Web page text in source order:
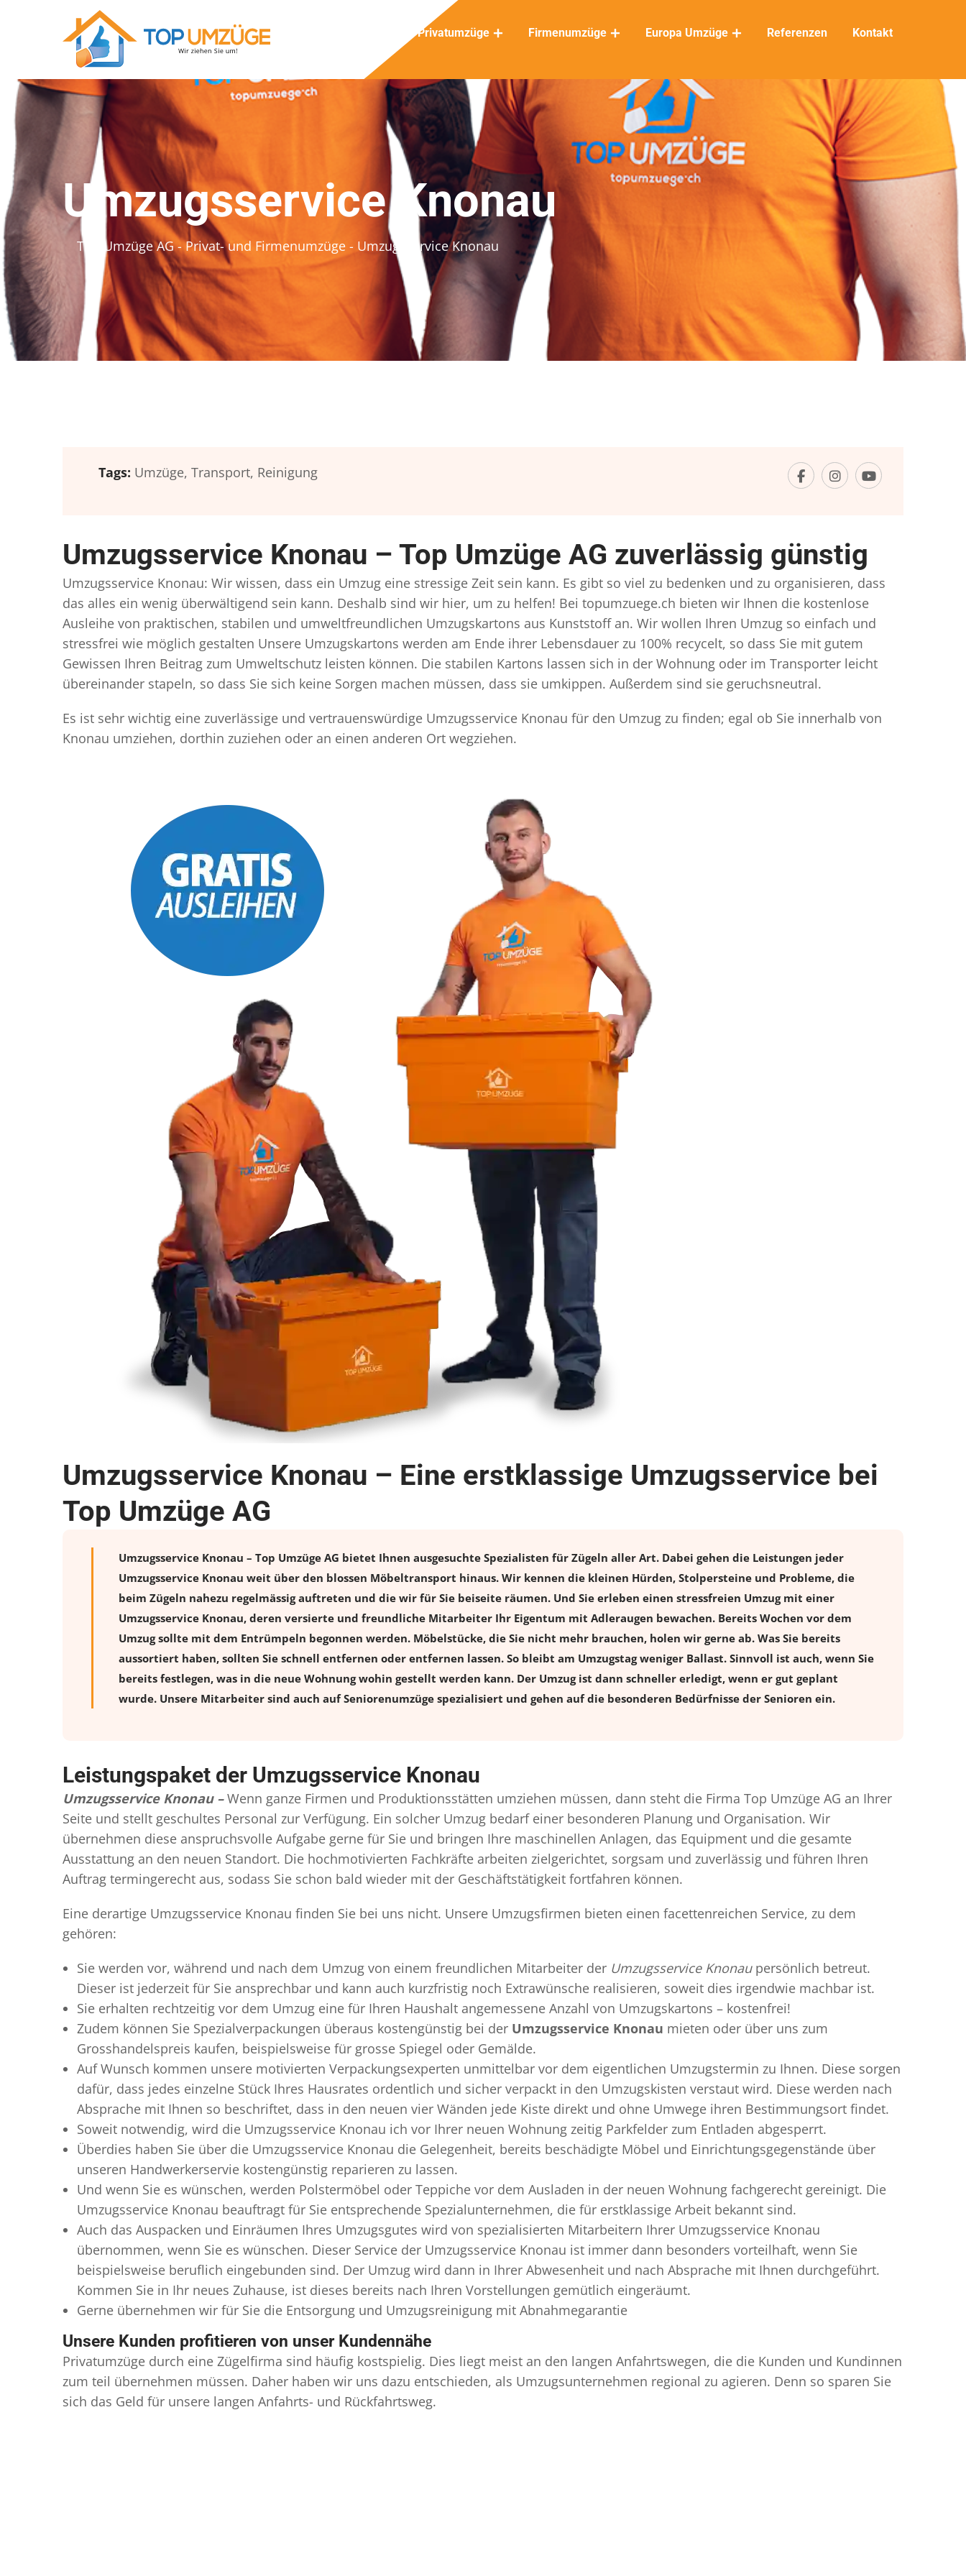
Privatumzüge Firmenumzüge Europa Umzüge Referenzen Kontakt
Umzugsservice Knonau
Top Umzüge AG - Privat- und Firmenumzüge - Umzugsservice Knonau
Tags: Umzüge, Transport, Reinigung
Umzugsservice Knonau – Top Umzüge AG zuverlässig günstig
Umzugsservice Knonau: Wir wissen, dass ein Umzug eine stressige Zeit sein kann. Es gibt so viel zu bedenken und zu organisieren, dass
das alles ein wenig überwältigend sein kann. Deshalb sind wir hier, um zu helfen! Bei topumzuege.ch bieten wir Ihnen die kostenlose
Ausleihe von praktischen, stabilen und umweltfreundlichen Umzugskartons aus Kunststoff an. Wir wollen Ihren Umzug so einfach und
stressfrei wie möglich gestalten Unsere Umzugskartons werden am Ende ihrer Lebensdauer zu 100% recycelt, so dass Sie mit gutem
Gewissen Ihren Beitrag zum Umweltschutz leisten können. Die stabilen Kartons lassen sich in der Wohnung oder im Transporter leicht
übereinander stapeln, so dass Sie sich keine Sorgen machen müssen, dass sie umkippen. Außerdem sind sie geruchsneutral.
Es ist sehr wichtig eine zuverlässige und vertrauenswürdige Umzugsservice Knonau für den Umzug zu finden; egal ob Sie innerhalb von
Knonau umziehen, dorthin zuziehen oder an einen anderen Ort wegziehen.
Umzugsservice Knonau – Eine erstklassige Umzugsservice bei
Top Umzüge AG
Umzugsservice Knonau – Top Umzüge AG bietet Ihnen ausgesuchte Spezialisten für Zügeln aller Art. Dabei gehen die Leistungen jeder
Umzugsservice Knonau weit über den blossen Möbeltransport hinaus. Wir kennen die kleinen Hürden, Stolpersteine und Probleme, die
beim Zügeln nahezu regelmässig auftreten und die wir für Sie beiseite räumen. Und Sie erleben einen stressfreien Umzugmit einer
Umzugsservice Knonau, deren versierte und freundliche Mitarbeiter Ihr Eigentum mit Adleraugen bewachen. Bereits Wochen vor dem
Umzug sollte mit dem Entrümpeln begonnen werden. Möbelstücke, die Sie nicht mehr brauchen, holen wir gerne ab. Was Sie bereits
aussortiert haben, sollten Sie schnell entfernen oder entfernen lassen. So bleibt am Umzugstag weniger Ballast. Sinnvoll ist auch, wenn Sie
bereits festlegen, was in die neue Wohnung wohin gestellt werden kann. Der Umzug ist dann schneller erledigt, wenn er gut geplant
wurde. Unsere Mitarbeiter sind auch auf Seniorenumzüge spezialisiert und gehen auf die besonderen Bedürfnisse der Senioren ein.
Leistungspaket der Umzugsservice Knonau
Umzugsservice Knonau – Wenn ganze Firmen und Produktionsstätten umziehen müssen, dann steht die Firma Top Umzüge AG an Ihrer
Seite und stellt geschultes Personal zur Verfügung. Ein solcher Umzug bedarf einer besonderen Planung und Organisation. Wir
übernehmen diese anspruchsvolle Aufgabe gerne für Sie und bringen Ihre maschinellen Anlagen, das Equipment und die gesamte
Ausstattung an den neuen Standort. Die hochmotivierten Fachkräfte arbeiten zielgerichtet, sorgsam und zuverlässig und führen Ihren
Auftrag termingerecht aus, sodass Sie schon bald wieder mit der Geschäftstätigkeit fortfahren können.
Eine derartige Umzugsservice Knonau finden Sie bei uns nicht. Unsere Umzugsfirmen bieten einen facettenreichen Service, zu dem
gehören:
Sie werden vor, während und nach dem Umzug von einem freundlichen Mitarbeiter der Umzugsservice Knonaupersönlich betreut.
Dieser ist jederzeit für Sie ansprechbar und kann auch kurzfristig noch Extrawünsche realisieren, soweit dies irgendwie machbar ist.
Sie erhalten rechtzeitig vor dem Umzug eine für Ihren Haushalt angemessene Anzahl von Umzugskartons – kostenfrei!
Zudem können Sie Spezialverpackungen überaus kostengünstig bei der Umzugsservice Knonau mieten oder über uns zum
Grosshandelspreis kaufen, beispielsweise für grosse Spiegel oder Gemälde.
Auf Wunsch kommen unsere motivierten Verpackungsexperten unmittelbar vor dem eigentlichen Umzugstermin zu Ihnen. Diese sorgen
dafür, dass jedes einzelne Stück Ihres Hausrates ordentlich und sicher verpackt in den Umzugskisten verstaut wird. Diese werden nach
Absprache mit Ihnen so beschriftet, dass in den neuen vier Wänden jede Kiste direkt und ohne Umwege ihren Bestimmungsort findet.
Soweit notwendig, wird die Umzugsservice Knonau ich vor Ihrer neuen Wohnung zeitig Parkfelder zum Entladen abgesperrt.
Überdies haben Sie über die Umzugsservice Knonau die Gelegenheit, bereits beschädigte Möbel und Einrichtungsgegenstände über
unseren Handwerkerservie kostengünstig reparieren zu lassen.
Und wenn Sie es wünschen, werden Polstermöbel oder Teppiche vor dem Ausladen in der neuen Wohnung fachgerecht gereinigt. Die
Umzugsservice Knonau beauftragt für Sie entsprechende Spezialunternehmen, die für erstklassige Arbeit bekannt sind.
Auch das Auspacken und Einräumen Ihres Umzugsgutes wird von spezialisierten Mitarbeitern Ihrer Umzugsservice Knonau
übernommen, wenn Sie es wünschen. Dieser Service der Umzugsservice Knonau ist immer dann besonders vorteilhaft, wenn Sie
beispielsweise beruflich eingebunden sind. Der Umzug wird dann in Ihrer Abwesenheit und nach Absprache mit Ihnen durchgeführt.
Kommen Sie in Ihr neues Zuhause, ist dieses bereits nach Ihren Vorstellungen gemütlich eingeräumt.
Gerne übernehmen wir für Sie die Entsorgung und Umzugsreinigung mit Abnahmegarantie
Unsere Kunden profitieren von unser Kundennähe
Privatumzüge durch eine Zügelfirma sind häufig kostspielig. Dies liegt meist an den langen Anfahrtswegen, die die Kunden und Kundinnen
zum teil übernehmen müssen. Daher haben wir uns dazu entschieden, als Umzugsunternehmen regional zu agieren. Denn so sparen Sie
sich das Geld für unsere langen Anfahrts- und Rückfahrtsweg.